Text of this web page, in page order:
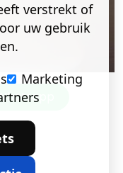
verstrekt of
uw gebruik
Marketing